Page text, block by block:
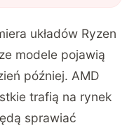
układów Ryzen
modele pojawią
później. AMD
trafią na rynek
sprawiać